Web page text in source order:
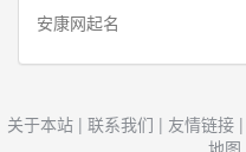
安康网起名
关于本站 | 联系我们 | 友情链接 |
地图